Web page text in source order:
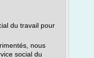
du travail pour
nous
social du